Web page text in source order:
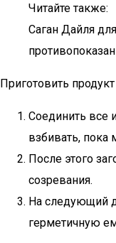
Читайте также:
Саган Дайля
Приготовить
Соединить все
взбивать, пока
После этого
созревания.
На следующий
герметичную